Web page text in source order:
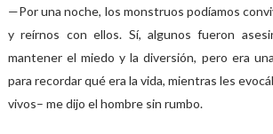
—Por una noche, los monstruos podíamos
y reírnos con ellos. Sí, algunos fueron
mantener el miedo y la diversión, pero era
para recordar qué era la vida, mientras les
vivos– me dijo el hombre sin rumbo.